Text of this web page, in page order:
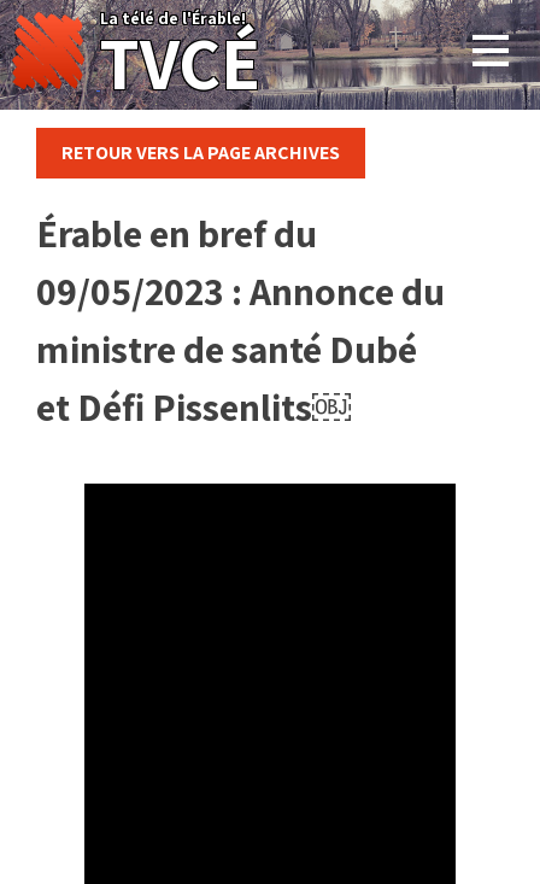
Skip
to
content
La télé de l'Érable!
TVCÉ
RETOUR VERS LA PAGE ARCHIVES
Érable en bref du
09/05/2023 : Annonce du
ministre de santé Dubé
et Défi Pissenlits￼